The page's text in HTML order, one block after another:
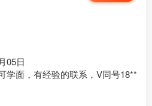
05日
学面，有经验的联系，V同号18**